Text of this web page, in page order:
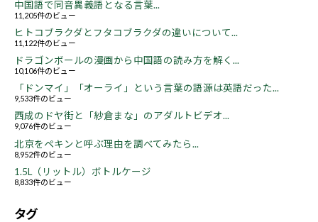
中国語で同音異義語となる言葉...
11,205件のビュー
ヒトコブラクダとフタコブラクダの違いについて...
11,122件のビュー
ドラゴンボールの漫画から中国語の読み方を解く...
10,106件のビュー
「ドンマイ」「オーライ」という言葉の語源は英語だった...
9,533件のビュー
西成のドヤ街と「紗倉まな」のアダルトビデオ...
9,076件のビュー
北京をペキンと呼ぶ理由を調べてみたら...
8,952件のビュー
1.5L（リットル）ボトルケージ
8,833件のビュー
タグ